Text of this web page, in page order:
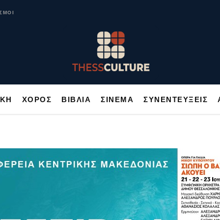
ΧΟΡΟΣ ΒΙΒΛΙΑ ΣΙΝΕΜΑ ΣΥΝΕΝΤΕΥΞΕΙΣ